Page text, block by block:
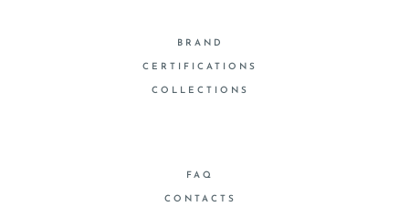
BRAND
CERTIFICATIONS
COLLECTIONS
FAQ
CONTACTS